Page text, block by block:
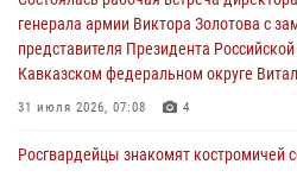
генерала армии Виктора Золотова с
представителя Президента
Кавказском федеральном округе
31 июля 2026, 07:08 4
Росгвардейцы знакомят костромичей